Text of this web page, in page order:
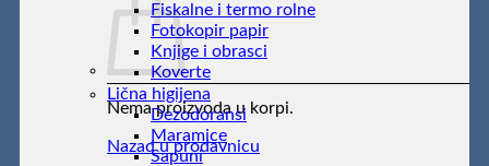
Nema proizvoda u korpi.
Nazad u prodavnicu
Fiskalne i termo rolne
Fotokopir papir
Knjige i obrasci
Koverte
Lična higijena
Dezodoransi
Maramice
Sapuni